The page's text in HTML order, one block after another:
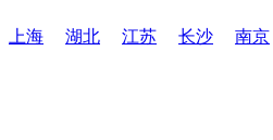
上海 湖北 江苏 长沙 南京